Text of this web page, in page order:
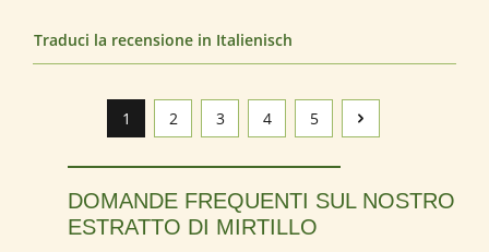
Traduci la recensione in Italienisch
Pagina
1 Pagina
2 Pagina
3 Pagina
4 Pagina
5
DOMANDE FREQUENTI SUL NOSTRO
ESTRATTO DI MIRTILLO